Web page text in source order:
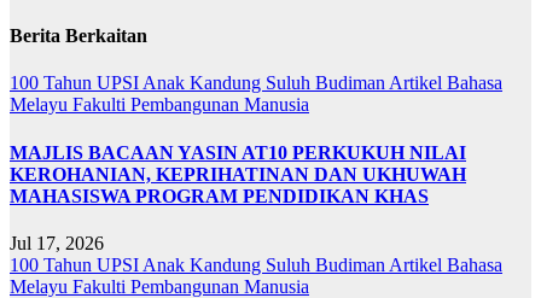
Berita Berkaitan
100 Tahun UPSI Anak Kandung Suluh Budiman Artikel Bahasa
Melayu Fakulti Pembangunan Manusia
MAJLIS BACAAN YASIN AT10 PERKUKUH NILAI
KEROHANIAN, KEPRIHATINAN DAN UKHUWAH
MAHASISWA PROGRAM PENDIDIKAN KHAS
Jul 17, 2026
100 Tahun UPSI Anak Kandung Suluh Budiman Artikel Bahasa
Melayu Fakulti Pembangunan Manusia